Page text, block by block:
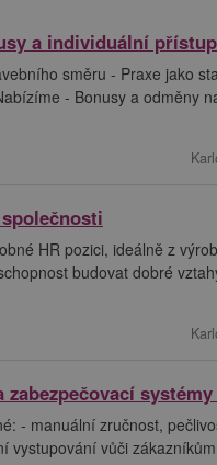
a individuální přístup
směru - Praxe jako
- Bonusy a odměny
HR pozici, ideálně z
budovat dobré
- manuální zručnost,
vystupování vůči